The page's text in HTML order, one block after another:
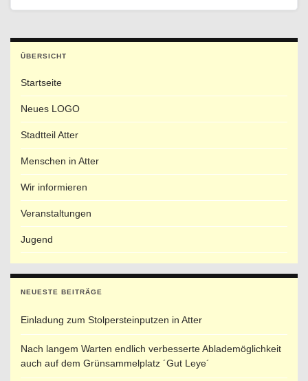
ÜBERSICHT
Startseite
Neues LOGO
Stadtteil Atter
Menschen in Atter
Wir informieren
Veranstaltungen
Jugend
NEUESTE BEITRÄGE
Einladung zum Stolpersteinputzen in Atter
Nach langem Warten endlich verbesserte Ablademöglichkeit
auch auf dem Grünsammelplatz ´Gut Leye´